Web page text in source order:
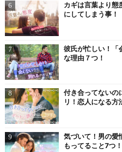
カギは言葉より態
にしてしまう事！
彼氏が忙しい！「
な理由７つ！
付き合ってないの
リ！恋人になる方
気づいて！男の愛
もってること7つ！